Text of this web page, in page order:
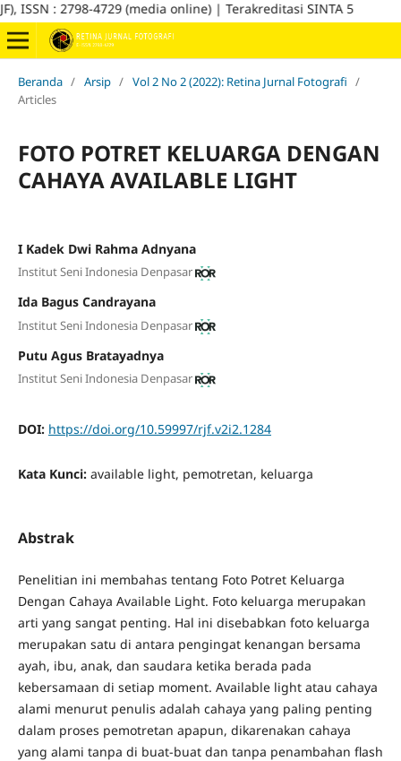
: 2798-4729 (media online) | Terakreditasi SINTA 5
Beranda / Arsip / Vol 2 No 2 (2022): Retina Jurnal Fotografi /
Articles
FOTO POTRET KELUARGA DENGAN
CAHAYA AVAILABLE LIGHT
I Kadek Dwi Rahma Adnyana
Institut Seni Indonesia Denpasar
Ida Bagus Candrayana
Institut Seni Indonesia Denpasar
Putu Agus Bratayadnya
Institut Seni Indonesia Denpasar
DOI: https://doi.org/10.59997/rjf.v2i2.1284
Kata Kunci: available light, pemotretan, keluarga
Abstrak
Penelitian ini membahas tentang Foto Potret Keluarga
Dengan Cahaya Available Light. Foto keluarga merupakan
arti yang sangat penting. Hal ini disebabkan foto keluarga
merupakan satu di antara pengingat kenangan bersama
ayah, ibu, anak, dan saudara ketika berada pada
kebersamaan di setiap moment. Available light atau cahaya
alami menurut penulis adalah cahaya yang paling penting
dalam proses pemotretan apapun, dikarenakan cahaya
yang alami tanpa di buat-buat dan tanpa penambahan flash